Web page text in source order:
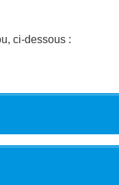
ci-dessous :